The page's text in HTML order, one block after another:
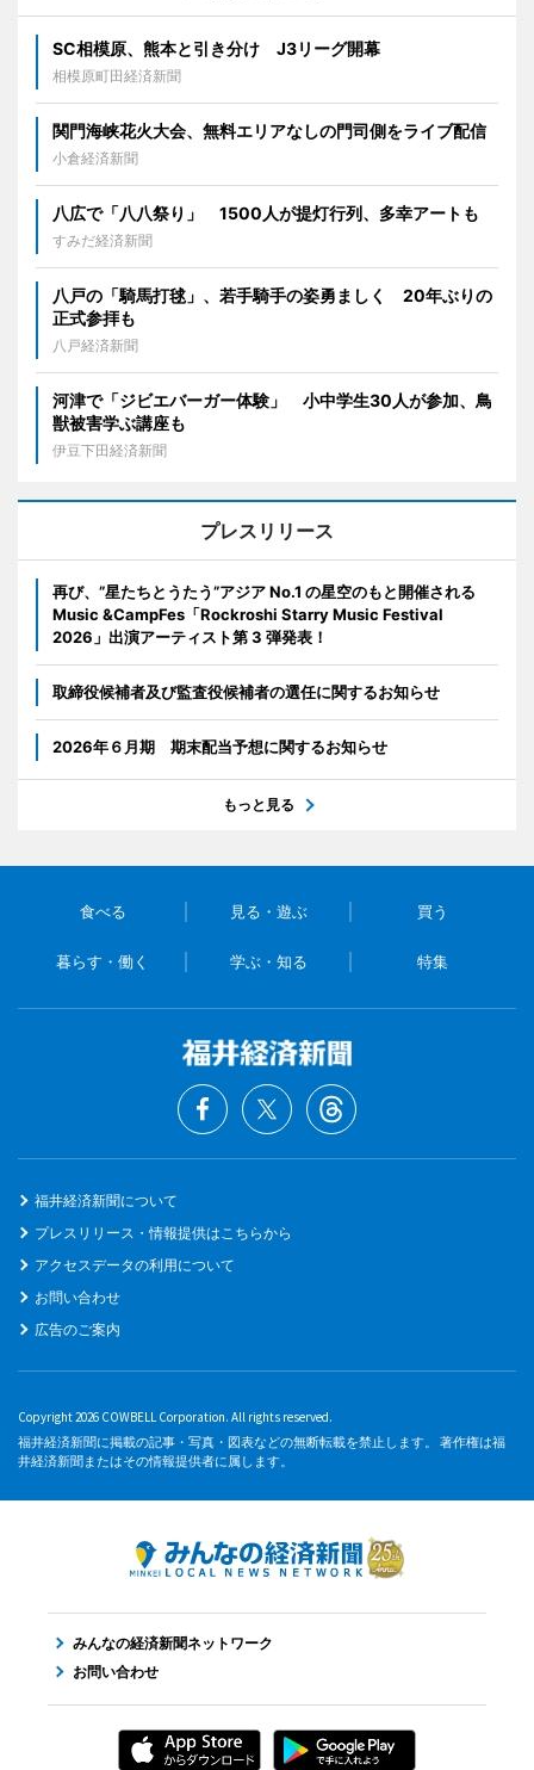
SC相模原、熊本と引き分け J3リーグ開幕
相模原町田経済新聞
関門海峡花火大会、無料エリアなしの門司側をライブ配信
小倉経済新聞
八広で「八八祭り」 1500人が提灯行列、多幸アートも
すみだ経済新聞
八戸の「騎馬打毬」、若手騎手の姿勇ましく 20年ぶりの
正式参拝も
八戸経済新聞
河津で「ジビエバーガー体験」 小中学生30人が参加、鳥
獣被害学ぶ講座も
伊豆下田経済新聞
プレスリリース
再び、”星たちとうたう”アジア No.1 の星空のもと開催される
Music &CampFes「Rockroshi Starry Music Festival
2026」出演アーティスト第 3 弾発表！
取締役候補者及び監査役候補者の選任に関するお知らせ
2026年６月期 期末配当予想に関するお知らせ
もっと見る
食べる 見る・遊ぶ 買う
暮らす・働く 学ぶ・知る 特集
福井経済新聞について
プレスリリース・情報提供はこちらから
アクセスデータの利用について
お問い合わせ
広告のご案内
Copyright 2026 COWBELL Corporation. All rights reserved.
福井経済新聞に掲載の記事・写真・図表などの無断転載を禁止します。 著作権は福
井経済新聞またはその情報提供者に属します。
みんなの経済新聞ネットワーク
お問い合わせ